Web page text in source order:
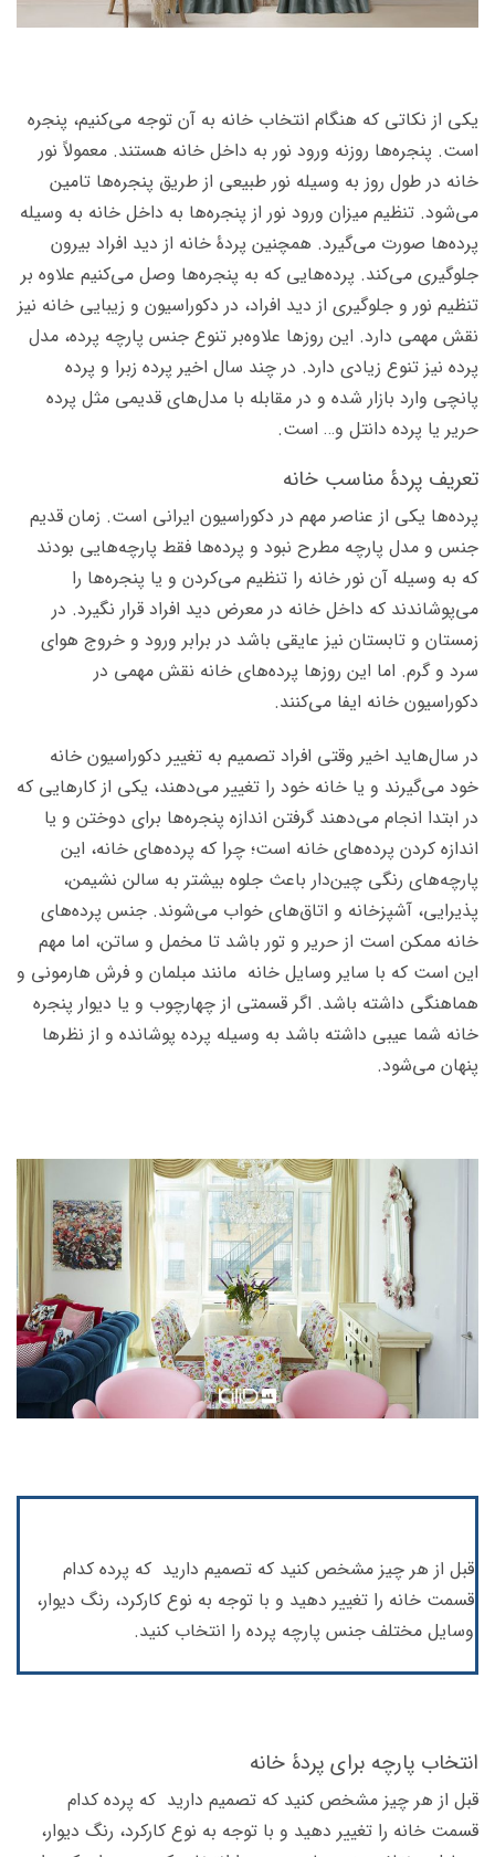
یکی از نکاتی که هنگام انتخاب خانه به آن توجه می‌کنیم، پنجره
است. پنجره‌ها روزنه ورود نور به داخل خانه هستند. معمولاً نور
خانه در طول روز به وسیله نور طبیعی از طریق پنجره‌ها تامین
می‌‌شود. تنظیم میزان ورود نور از پنجره‌ها به داخل خانه به وسیله
پرده‌ها صورت می‌گیرد. همچنین پردۀ خانه از دید افراد بیرون
جلوگیری می‌کند. پرده‌هایی که به پنجره‌ها وصل می‌کنیم علاوه بر
تنظیم نور و جلوگیری از دید افراد، در دکوراسیون و زیبایی خانه نیز
نقش مهمی دارد. این روزها علاوه‌بر تنوع جنس پارچه پرده، مدل
پرده نیز تنوع زیادی دارد. در چند سال اخیر پرده‌ زبرا و پرده
پانچی وارد بازار شده و در مقابله با مدل‌های قدیمی مثل پرده
حریر یا پرده دانتل و… است.
تعریف پردۀ مناسب خانه
پرده‌‌ها یکی از عناصر مهم در دکوراسیون ایرانی است. زمان قدیم
جنس و مدل پارچه مطرح نبود و پرده‌ها فقط پارچه‌هایی بودند
که به وسیله آن نور خانه را تنظیم می‌کردن و یا پنجره‌ها را
می‌پوشاندند که داخل خانه در معرض دید افراد قرار نگیرد. در
زمستان‌ و تابستان نیز عایقی باشد در برابر ورود و خروج هوای
سرد و گرم. اما این روز‌ها پرده‌های خانه نقش مهمی در
دکوراسیون خانه ایفا می‌کنند.
در سال‌هاید اخیر وقتی افراد تصمیم به تغییر دکوراسیون خانه
خود می‌گیرند و یا خانه خود را تغییر می‌دهند، یکی از کارهایی که
در ابتدا انجام می‌دهند گرفتن اندازه پنجره‌ها برای دوختن و یا
اندازه کردن پرده‌های خانه است؛ چرا که پرده‌های خانه، این
پارچه‌های رنگی چین‌دار باعث جلوه بیشتر به سالن نشیمن،
پذیرایی، آشپزخانه و اتاق‌های خواب می‌شوند. جنس پرده‌های
خانه ممکن است از حریر و تور باشد تا مخمل و ساتن، اما مهم
این است که با سایر وسایل خانه مانند مبلمان و فرش هارمونی و
هماهنگی داشته باشد. اگر قسمتی از چهارچوب و یا دیوار پنجره
خانه شما عیبی داشته باشد به وسیله پرده پوشانده و از نظرها
پنهان می‌شود.
قبل از هر چیز مشخص کنید که تصمیم دارید که پرده کدام
قسمت خانه را تغییر دهید و با توجه به نوع کارکرد، رنگ دیوار،
وسایل مختلف جنس پارچه پرده را انتخاب کنید.
انتخاب پارچه برای پردۀ خانه
قبل از هر چیز مشخص کنید که تصمیم دارید که پرده کدام
قسمت خانه را تغییر دهید و با توجه به نوع کارکرد، رنگ دیوار،